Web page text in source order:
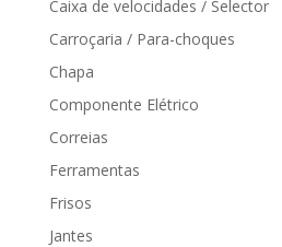
Caixa de velocidades / Selector
Carroçaria / Para-choques
Chapa
Componente Elétrico
Correias
Ferramentas
Frisos
Jantes